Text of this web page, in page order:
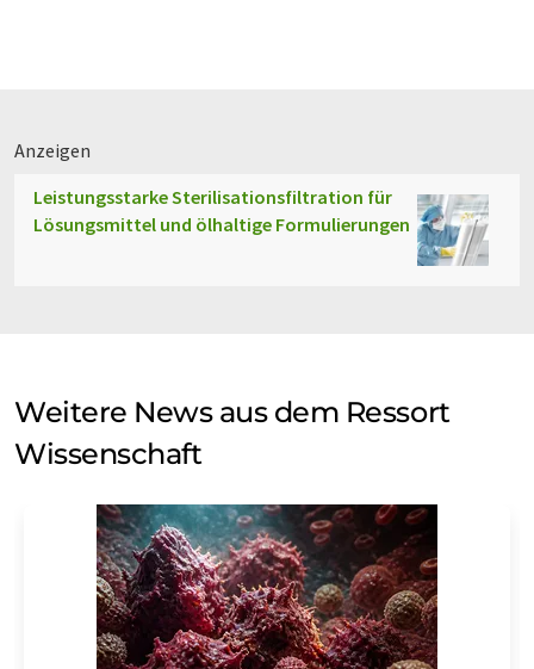
Anzeigen
Leistungsstarke Sterilisationsfiltration für
Lösungsmittel und ölhaltige Formulierungen
Weitere News aus dem Ressort
Wissenschaft